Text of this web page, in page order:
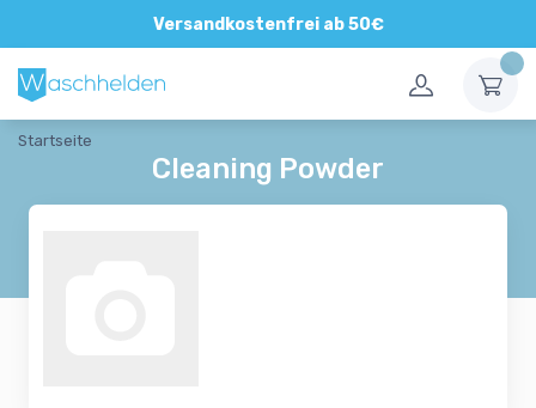
Versandkostenfrei ab 50€
Startseite
Cleaning Powder